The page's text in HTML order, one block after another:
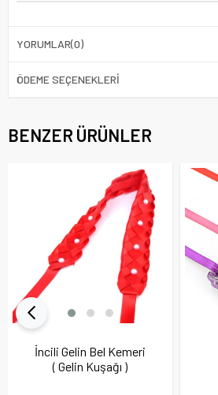
YORUMLAR(0)
ÖDEME SEÇENEKLERI
BENZER ÜRÜNLER
İncili Gelin Bel Kemeri
( Gelin Kuşağı )